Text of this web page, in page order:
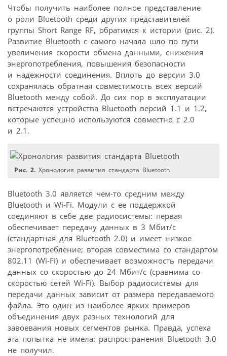
Чтобы получить наиболее полное представление
о роли Bluetooth среди других представителей
группы Short Range RF, обратимся к истории (рис. 2).
Развитие Bluetooth с самого начала шло по пути
увеличения скорости обмена данными, снижения
энергопотребления, повышения безопасности
и надежности соединения. Вплоть до версии 3.0
сохранялась обратная совместимость всех версий
Bluetooth между собой. До сих пор в эксплуатации
встречаются устройства Bluetooth версий 1.1 и 1.2,
которые успешно используются совместно с 2.0
и 2.1.
Рис. 2. Хронология развития стандарта Bluetooth
Bluetooth 3.0 является чем-то средним между
Bluetooth и Wi-Fi. Модули с ее поддержкой
соединяют в себе две радиосистемы: первая
обеспечивает передачу данных в 3 Мбит/с
(стандартная для Bluetooth 2.0) и имеет низкое
энергопотребление; вторая совместима со стандартом
802.11 (Wi-Fi) и обеспечивает возможность передачи
данных со скоростью до 24 Мбит/с (сравнима со
скоростью сетей Wi-Fi). Выбор радиосистемы для
передачи данных зависит от размера передаваемого
файла. Это один из наиболее ярких примеров
объединения двух разных технологий для
завоевания новых сегментов рынка. Правда, успеха
эта попытка не имела: распространения Bluetooth 3.0
не получил.